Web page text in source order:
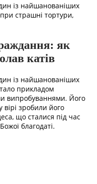
із найшанованіших
страшні тортури,
як
катів
із найшанованіших
прикладом
випробуваннями. Його
вірі зробили його
що сталися під час
благодаті.